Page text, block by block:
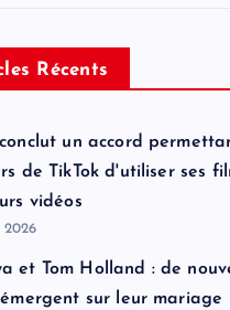
Récents
un accord
de TikTok d'utiliser ses
vidéos
2026
et Tom Holland : de
sur leur mariage